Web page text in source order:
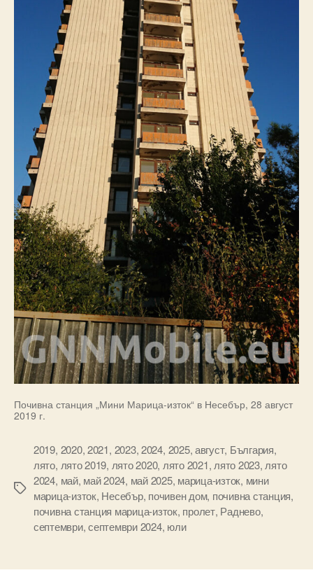
Почивна станция „Мини Марица-изток“ в Несебър, 28 август
2019 г.
Tags
2019, 2020,2021, 2023,2024, 2025,август, България,
лято, лято 2019, лято 2020, лято 2021,лято 2023,лято
2024, май, май 2024, май 2025, марица-изток, мини
марица-изток, Несебър, почивен дом, почивна станция,
почивна станция марица-изток, пролет, Раднево,
септември,септември 2024, юли